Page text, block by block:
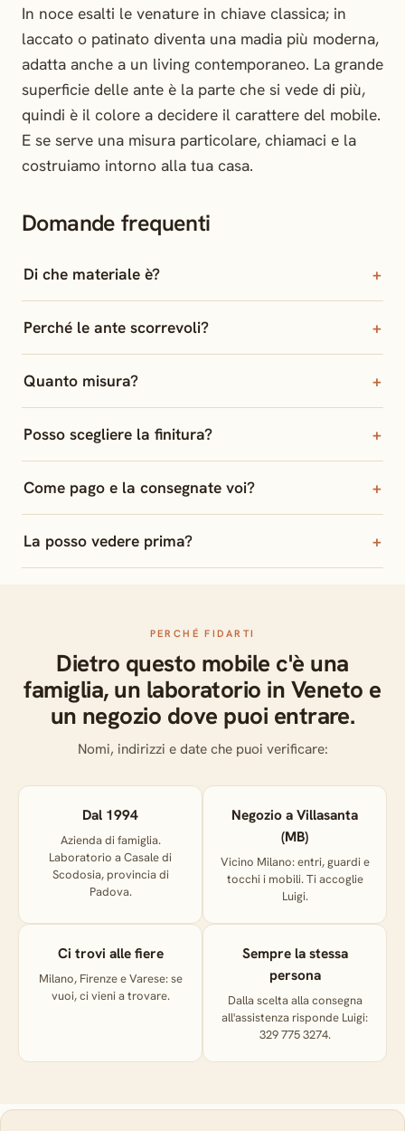
In noce esalti le venature in chiave classica; in
laccato o patinato diventa una madia più moderna,
adatta anche a un living contemporaneo. La grande
superficie delle ante è la parte che si vede di più,
quindi è il colore a decidere il carattere del mobile.
E se serve una misura particolare, chiamaci e la
costruiamo intorno alla tua casa.
Domande frequenti
Di che materiale è?
Perché le ante scorrevoli?
Quanto misura?
Posso scegliere la finitura?
Come pago e la consegnate voi?
La posso vedere prima?
PERCHÉ FIDARTI
Dietro questo mobile c'è una
famiglia, un laboratorio in Veneto e
un negozio dove puoi entrare.
Nomi, indirizzi e date che puoi verificare:
Dal 1994
Azienda di famiglia.
Laboratorio a Casale di
Scodosia, provincia di
Padova.
Negozio a Villasanta
(MB)
Vicino Milano: entri, guardi e
tocchi i mobili. Ti accoglie
Luigi.
Ci trovi alle fiere
Milano, Firenze e Varese: se
vuoi, ci vieni a trovare.
Sempre la stessa
persona
Dalla scelta alla consegna
all'assistenza risponde Luigi:
329 775 3274.